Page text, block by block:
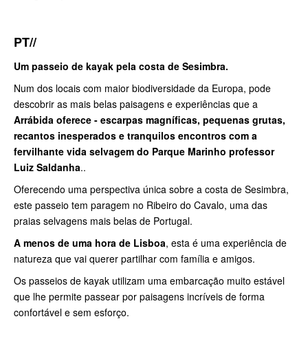
PT//
Um passeio de kayak pela costa de Sesimbra.
Num dos locais com maior biodiversidade da Europa, pode
descobrir as mais belas paisagens e experiências que a
Arrábida oferece - escarpas magníficas, pequenas grutas,
recantos inesperados e tranquilos encontros com a
fervilhante vida selvagem do Parque Marinho professor
Luiz Saldanha..
Oferecendo uma perspectiva única sobre a costa de Sesimbra,
este passeio tem paragem no Ribeiro do Cavalo, uma das
praias selvagens mais belas de Portugal.
A menos de uma hora de Lisboa, esta é uma experiência de
natureza que vai querer partilhar com família e amigos.
Os passeios de kayak utilizam uma embarcação muito estável
que lhe permite passear por paisagens incríveis de forma
confortável e sem esforço.